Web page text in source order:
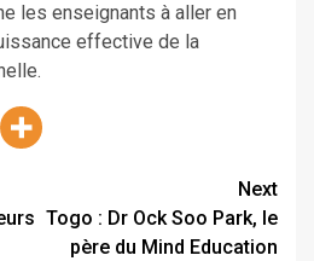
les enseignants à aller en
effective de la
Next
Togo : Dr Ock Soo Park, le
père du Mind Education